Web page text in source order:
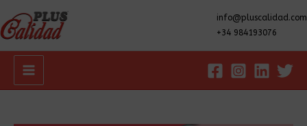
info@pluscalidad.com
+34 984193076
Main